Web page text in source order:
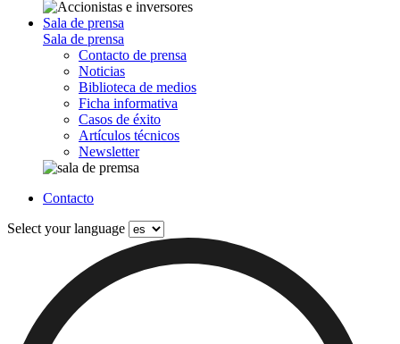
Sala de prensa
Sala de prensa
Contacto de prensa
Noticias
Biblioteca de medios
Ficha informativa
Casos de éxito
Artículos técnicos
Newsletter
Contacto
Select your language